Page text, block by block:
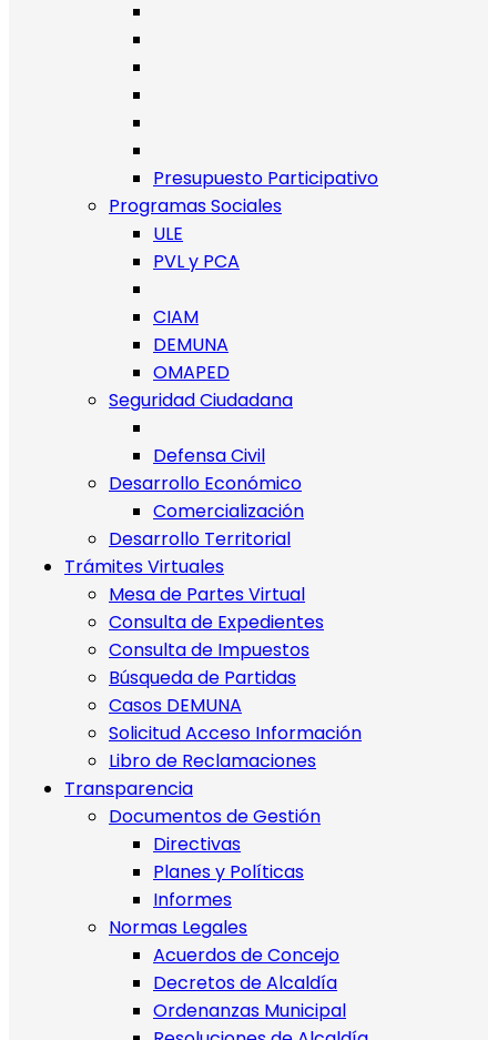
Presupuesto Participativo
Programas Sociales
ULE
PVL y PCA
CIAM
DEMUNA
OMAPED
Seguridad Ciudadana
Defensa Civil
Desarrollo Económico
Comercialización
Desarrollo Territorial
Trámites Virtuales
Mesa de Partes Virtual
Consulta de Expedientes
Consulta de Impuestos
Búsqueda de Partidas
Casos DEMUNA
Solicitud Acceso Información
Libro de Reclamaciones
Transparencia
Documentos de Gestión
Directivas
Planes y Políticas
Informes
Normas Legales
Acuerdos de Concejo
Decretos de Alcaldía
Ordenanzas Municipal